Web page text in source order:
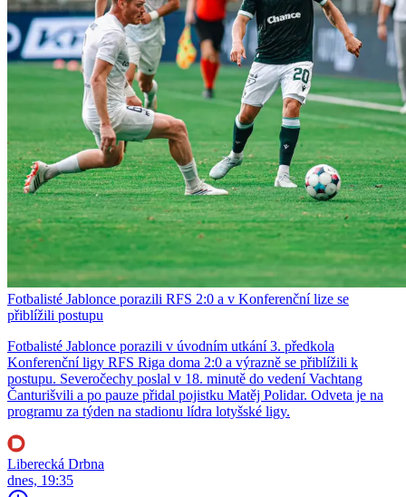
Fotbalisté Jablonce porazili RFS 2:0 a v Konferenční lize se
přiblížili postupu
Fotbalisté Jablonce porazili v úvodním utkání 3. předkola
Konferenční ligy RFS Riga doma 2:0 a výrazně se přiblížili k
postupu. Severočechy poslal v 18. minutě do vedení Vachtang
Čanturišvili a po pauze přidal pojistku Matěj Polidar. Odveta je na
programu za týden na stadionu lídra lotyšské ligy.
Liberecká Drbna
dnes, 19:35